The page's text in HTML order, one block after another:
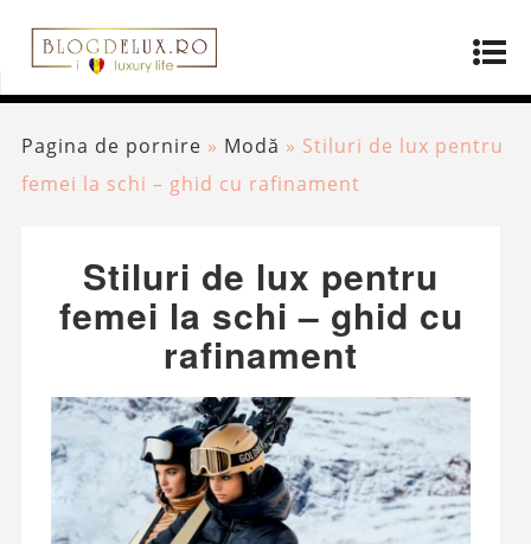
Pagina de pornire » Modă » Stiluri de lux pentru
femei la schi – ghid cu rafinament
Stiluri de lux pentru
femei la schi – ghid cu
rafinament